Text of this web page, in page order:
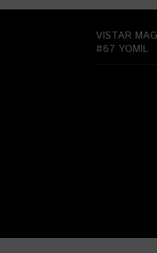
VISTAR
#67 YOMIL